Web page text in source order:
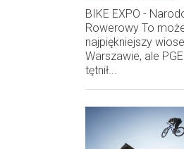
BIKE EXPO -
Rowerowy To
najpiękniejszy
Warszawie, ale
tętnił...